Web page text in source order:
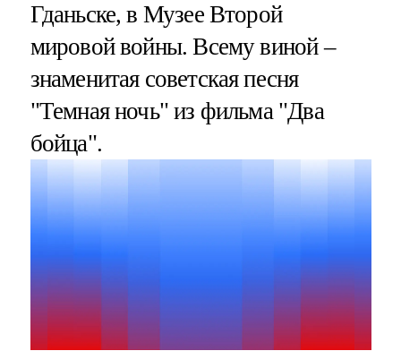
Гданьске, в Музее Второй
мировой войны. Всему виной –
знаменитая советская песня
"Темная ночь" из фильма "Два
бойца".